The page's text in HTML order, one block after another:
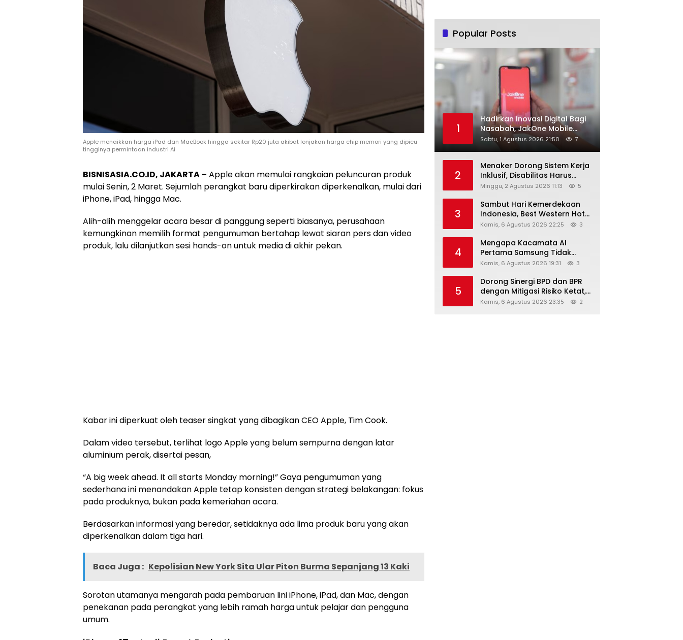
Apple menaikkan harga iPad dan MacBook hingga sekitar Rp20 juta akibat lonjakan harga chip memori yang dipicu
tingginya permintaan industri Ai
BISNISASIA.CO.ID, JAKARTA – Apple akan memulai rangkaian peluncuran produk
mulai Senin, 2 Maret. Sejumlah perangkat baru diperkirakan diperkenalkan, mulai dari
iPhone, iPad, hingga Mac.
Alih-alih menggelar acara besar di panggung seperti biasanya, perusahaan
kemungkinan memilih format pengumuman bertahap lewat siaran pers dan video
produk, lalu dilanjutkan sesi hands-on untuk media di akhir pekan.
Kabar ini diperkuat oleh teaser singkat yang dibagikan CEO Apple, Tim Cook.
Dalam video tersebut, terlihat logo Apple yang belum sempurna dengan latar
aluminium perak, disertai pesan,
“A big week ahead. It all starts Monday morning!” Gaya pengumuman yang
sederhana ini menandakan Apple tetap konsisten dengan strategi belakangan: fokus
pada produknya, bukan pada kemeriahan acara.
Berdasarkan informasi yang beredar, setidaknya ada lima produk baru yang akan
diperkenalkan dalam tiga hari.
Baca Juga : Kepolisian New York Sita Ular Piton Burma Sepanjang 13 Kaki
Sorotan utamanya mengarah pada pembaruan lini iPhone, iPad, dan Mac, dengan
penekanan pada perangkat yang lebih ramah harga untuk pelajar dan pengguna
umum.
Popular Posts
1
Hadirkan Inovasi Digital Bagi
Nasabah, JakOne Mobile
Antar Bank Jakarta Sukses
Raih Digital Excellence
Sabtu, 1 Agustus 2026 21:50 7
2
Menaker Dorong Sistem Kerja
Inklusif, Disabilitas Harus
Dapat Kesempatan Setara
Minggu, 2 Agustus 2026 11:13 5
3
Sambut Hari Kemerdekaan
Indonesia, Best Western Hotel
Hadirkan The Freedom Stay
Kamis, 6 Agustus 2026 22:25 3
4
Mengapa Kacamata AI
Pertama Samsung Tidak
Dibekali Layar?
Kamis, 6 Agustus 2026 19:31 3
5
Dorong Sinergi BPD dan BPR
dengan Mitigasi Risiko Ketat,
Ini Penjelasan Ketum
Kamis, 6 Agustus 2026 23:35 2